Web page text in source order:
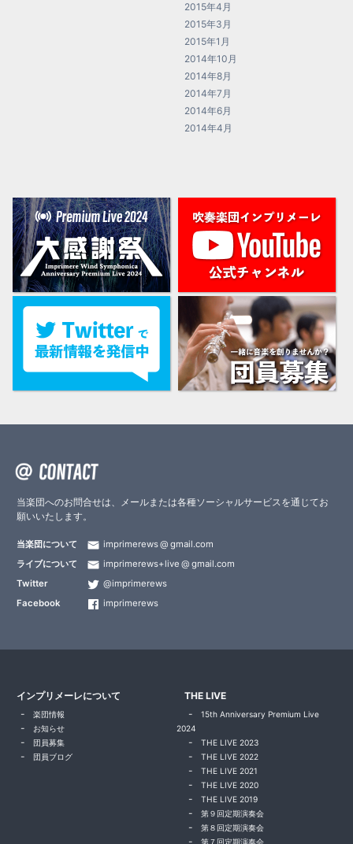
2015年4月
2015年3月
2015年1月
2014年10月
2014年8月
2014年7月
2014年6月
2014年4月
当楽団へのお問合せは、メールまたは各種ソーシャルサービスを通じてお
願いいたします。
当楽団について imprimerews
gmail.com
ライブについて
imprimerews+live
gmail.com
Twitter
@imprimerews
Facebook
imprimerews
インプリメーレについて
楽団情報
お知らせ
団員募集
団員ブログ
THE LIVE
15th Anniversary Premium Live
2024
THE LIVE 2023
THE LIVE 2022
THE LIVE 2021
THE LIVE 2020
THE LIVE 2019
第９回定期演奏会
第８回定期演奏会
第７回定期演奏会